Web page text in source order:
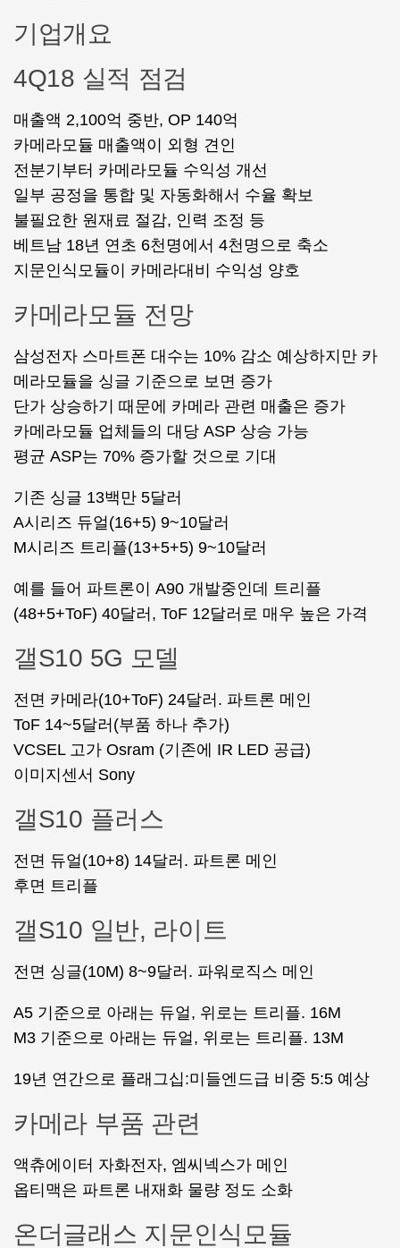
기업개요
4Q18 실적 점검
매출액 2,100억 중반, OP 140억
카메라모듈 매출액이 외형 견인
전분기부터 카메라모듈 수익성 개선
일부 공정을 통합 및 자동화해서 수율 확보
불필요한 원재료 절감, 인력 조정 등
베트남 18년 연초 6천명에서 4천명으로 축소
지문인식모듈이 카메라대비 수익성 양호
카메라모듈 전망
삼성전자 스마트폰 대수는 10% 감소 예상하지만 카
메라모듈을 싱글 기준으로 보면 증가
단가 상승하기 때문에 카메라 관련 매출은 증가
카메라모듈 업체들의 대당 ASP 상승 가능
평균 ASP는 70% 증가할 것으로 기대
기존 싱글 13백만 5달러
A시리즈 듀얼(16+5) 9~10달러
M시리즈 트리플(13+5+5) 9~10달러
예를 들어 파트론이 A90 개발중인데 트리플
(48+5+ToF) 40달러, ToF 12달러로 매우 높은 가격
갤S10 5G 모델
전면 카메라(10+ToF) 24달러. 파트론 메인
ToF 14~5달러(부품 하나 추가)
VCSEL 고가 Osram (기존에 IR LED 공급)
이미지센서 Sony
갤S10 플러스
전면 듀얼(10+8) 14달러. 파트론 메인
후면 트리플
갤S10 일반, 라이트
전면 싱글(10M) 8~9달러. 파워로직스 메인
A5 기준으로 아래는 듀얼, 위로는 트리플. 16M
M3 기준으로 아래는 듀얼, 위로는 트리플. 13M
19년 연간으로 플래그십:미들엔드급 비중 5:5 예상
카메라 부품 관련
액츄에이터 자화전자, 엠씨넥스가 메인
옵티맥은 파트론 내재화 물량 정도 소화
온더글래스 지문인식모듈